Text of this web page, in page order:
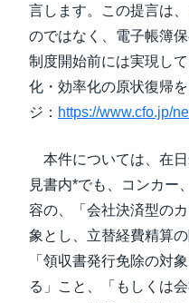
言します。この提言は
のではなく、電子帳簿
制度開始前には実現し
化・効率化の原状復帰
ジ： https://www.cfo.jp/
本件については、在
見書内*でも、コンカー
容の、「会社決済型の
象とし、立替経費精算
「領収書発行免除の対
る」こと、「もしくは